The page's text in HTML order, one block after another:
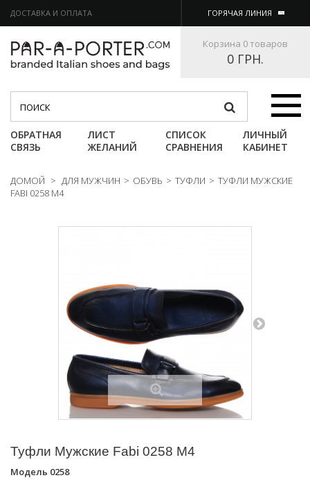
ДОСТАВКА И ОПЛАТА ГОРЯЧАЯ ЛИНИЯ
Корзина 0 товаров
0 ГРН.
Категории
ОБРАТНАЯ
СВЯЗЬ
ЛИСТ
ЖЕЛАНИЙ
СПИСОК
СРАВНЕНИЯ
ЛИЧНЫЙ
КАБИНЕТ
ДОМОЙ > ДЛЯ МУЖЧИН > ОБУВЬ > ТУФЛИ > ТУФЛИ МУЖСКИЕ
FABI 0258 M4
Туфли Мужские Fabi 0258 M4
Модель 0258